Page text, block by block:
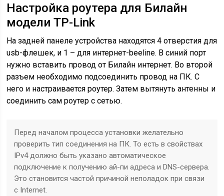
Настройка роутера для Билайн
модели TP-Link
На задней панеле устройства находятся 4 отверстия для
usb-флешек, и 1 – для интернет-beeline. В синий порт
нужно вставить провод от Билайн интернет. Во второй
разъем необходимо подсоединить провод на ПК. С
него и настраивается роутер. Затем вытянуть антенны и
соединить сам роутер с сетью.
Перед началом процесса установки желательно
проверить тип соединения на ПК. То есть в свойствах
IPv4 должно быть указано автоматическое
подключение к получению ай-пи адреса и DNS-сервера.
Это становится частой причиной неполадок при связи
с Internet.